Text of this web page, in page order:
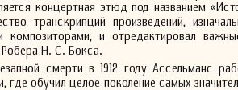
концертная этюд под названием
транскрипций произведений,
композиторами, и отредактировал
Н. С. Бокса.
смерти в 1912 году Ассельманс
где обучил целое поколение самых